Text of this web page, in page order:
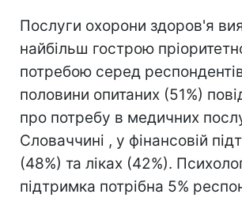
Послуги охорони здоров'я
найбільш гострою
потребою серед
половини опитаних (51%)
про потребу в медичних
Словаччині , у фінансовій
(48%) та ліках (42%).
підтримка потрібна 5%